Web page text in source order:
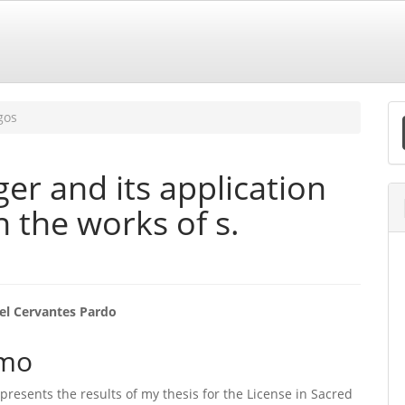
and its application
the works of s.
Cervantes Pardo
the results of my thesis for the License in Sacred